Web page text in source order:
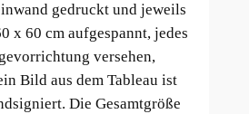
gedruckt und jeweils
x 60 cm aufgespannt, jedes
versehen,
Bild aus dem Tableau ist
Die Gesamtgröße